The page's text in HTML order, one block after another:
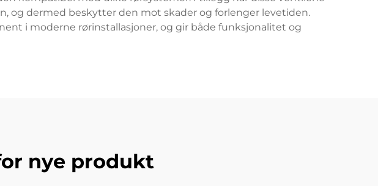
og dermed beskytter den mot skader og forlenger levetiden.
i moderne rørinstallasjoner, og gir både funksjonalitet og
nye produkt